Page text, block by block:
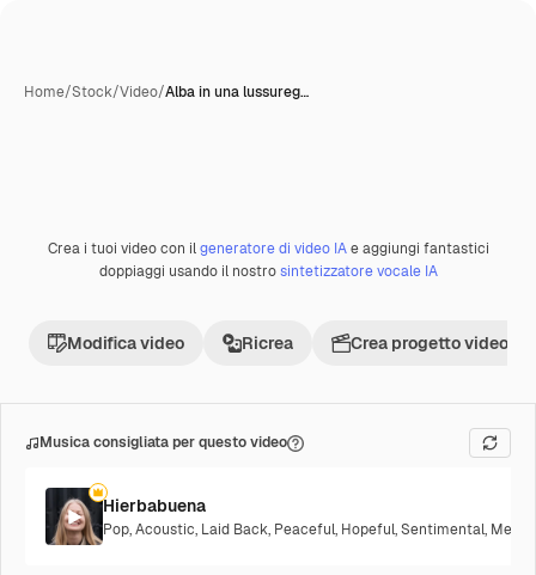
Home/Stock/Video/Alba in una lussureg…
Premium
Crea i tuoi video con ilgeneratore di video IAe aggiungi fantastici
doppiaggi usando il nostrosintetizzatore vocale IA
Modifica video Ricrea Crea progetto video
Musica consigliata per questo video
Hierbabuena
Pop,Acoustic, Laid Back, Peaceful, Hopeful,Sentimental,